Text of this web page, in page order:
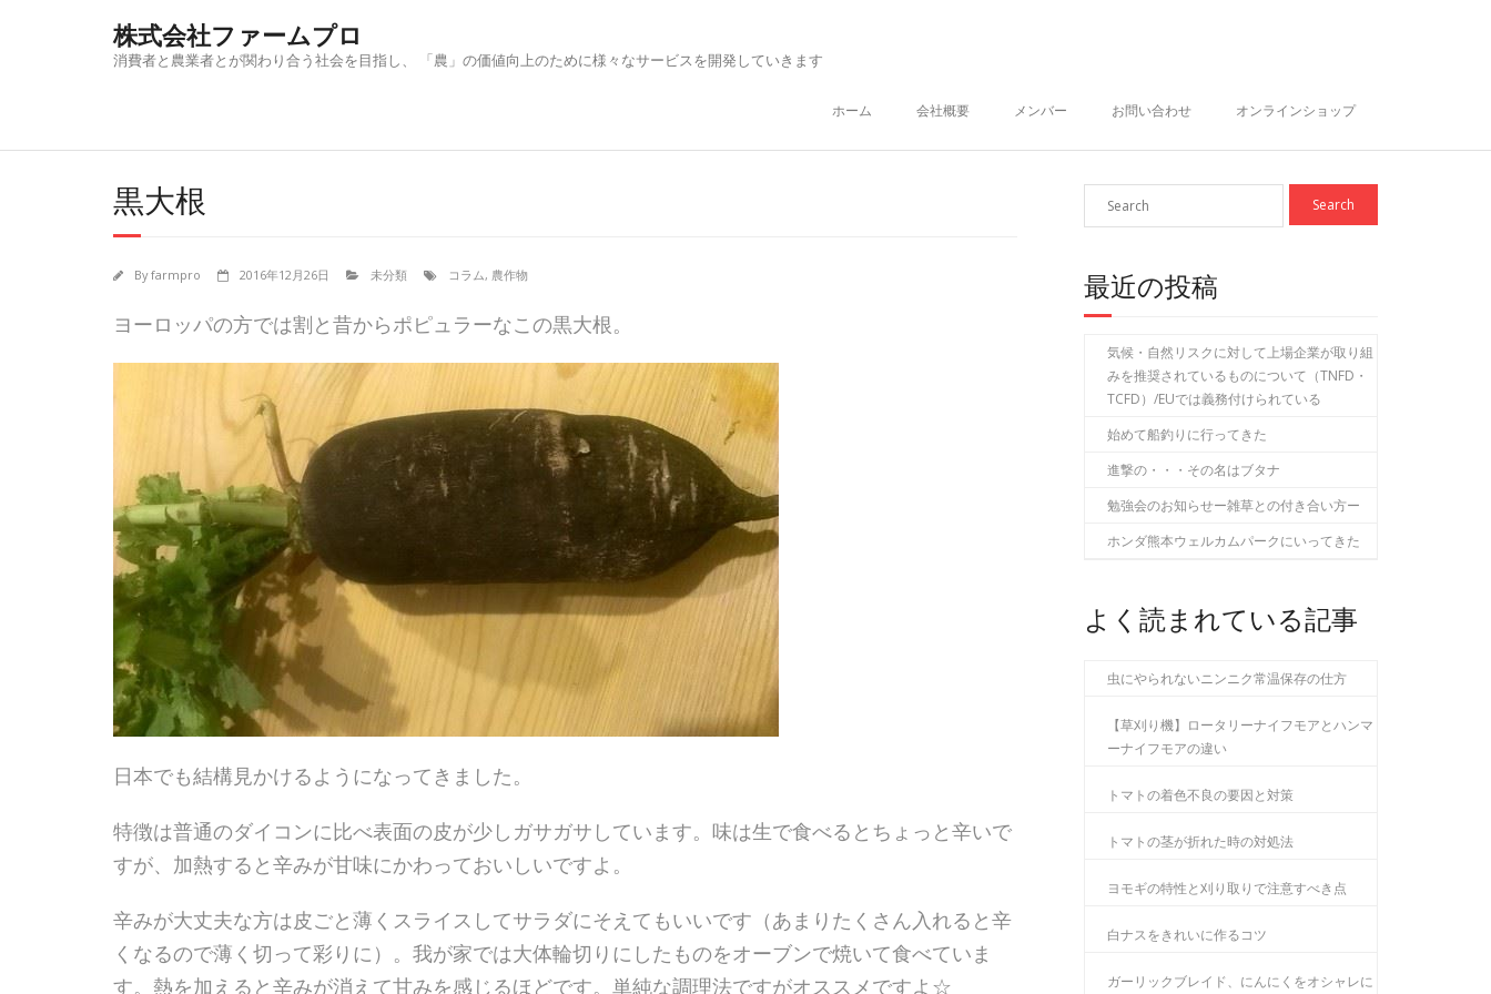
株式会社ファームプロ
消費者と農業者とが関わり合う社会を目指し、 「農」の価値向上のために様々なサービスを開発していきます
ホーム 会社概要 メンバー お問い合わせ オンラインショップ
黒大根
Byfarmpro 2016年12月26日 未分類 コラム, 農作物
ヨーロッパの方では割と昔からポピュラーなこの黒大根。
日本でも結構見かけるようになってきました。
特徴は普通のダイコンに比べ表面の皮が少しガサガサしています。味は生で食べるとちょっと辛いで
すが、加熱すると辛みが甘味にかわっておいしいですよ。
辛みが大丈夫な方は皮ごと薄くスライスしてサラダにそえてもいいです（あまりたくさん入れると辛
くなるので薄く切って彩りに）。我が家では大体輪切りにしたものをオーブンで焼いて食べていま
す。熱を加えると辛みが消えて甘みを感じるほどです。単純な調理法ですがオススメですよ☆
最近の投稿
気候・自然リスクに対して上場企業が取り組
みを推奨されているものについて（TNFD・
TCFD）/EUでは義務付けられている
始めて船釣りに行ってきた
進撃の・・・その名はブタナ
勉強会のお知らせー雑草との付き合い方ー
ホンダ熊本ウェルカムパークにいってきた
よく読まれている記事
虫にやられないニンニク常温保存の仕方
【草刈り機】ロータリーナイフモアとハンマ
ーナイフモアの違い
トマトの着色不良の要因と対策
トマトの茎が折れた時の対処法
ヨモギの特性と刈り取りで注意すべき点
白ナスをきれいに作るコツ
ガーリックブレイド、にんにくをオシャレに